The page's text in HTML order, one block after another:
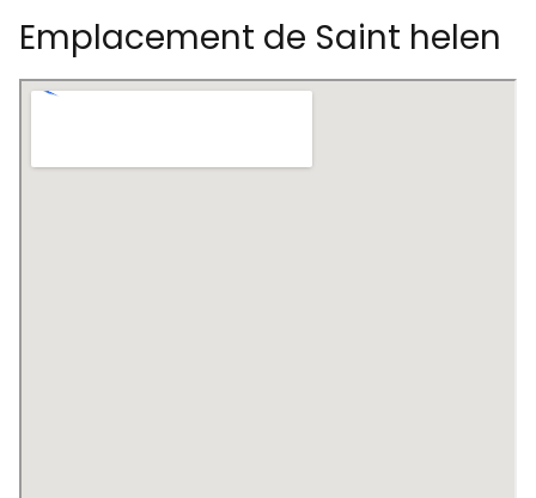
Emplacement de Saint helen